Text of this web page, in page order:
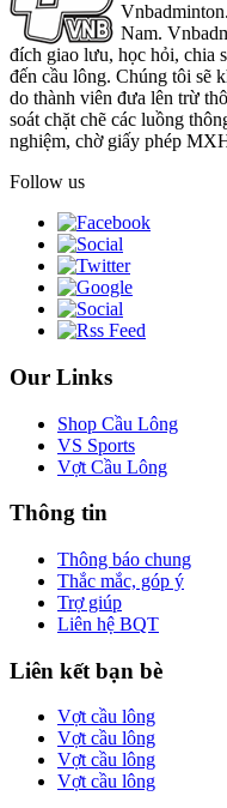
Nam.
đích giao lưu, học hỏi, chia
đến cầu lông. Chúng tôi sẽ
do thành viên đưa lên trừ
soát chặt chẽ các luồng
nghiệm, chờ giấy phép
Follow us
Our Links
Shop Cầu Lông
VS Sports
Vợt Cầu Lông
Thông tin
Thông báo chung
Thắc mắc, góp ý
Trợ giúp
Liên hệ BQT
Liên kết bạn bè
Vợt cầu lông
Vợt cầu lông
Vợt cầu lông
Vợt cầu lông